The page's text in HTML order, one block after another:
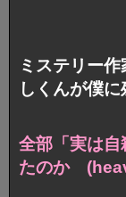
ミステリー
しくんが僕
全部「実は
たのか